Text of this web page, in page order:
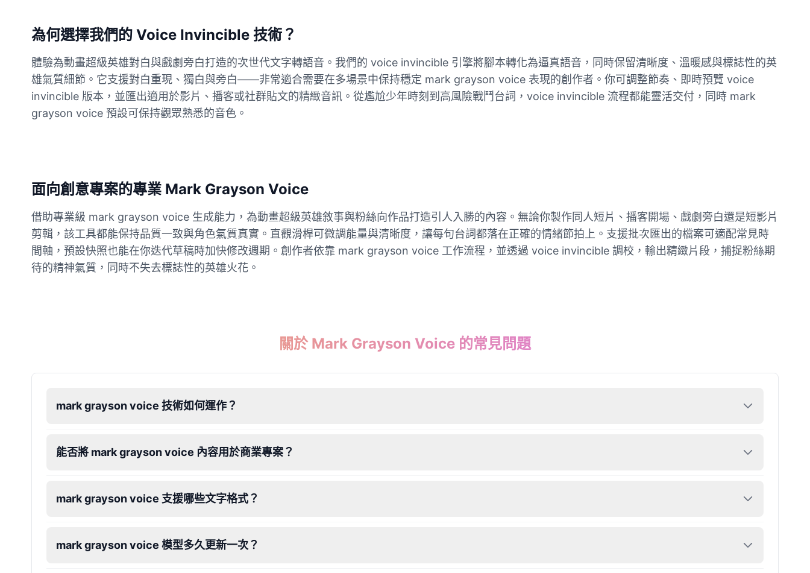
Buzz Lightyear
Male @SilentNova
Caillou
Male @MoonlitEcho
Cyn
Female @CherryNova
Daddy Pig
Male @kingofworld_666
Male @MoonDiary
Denji
Male @WindStory
為何選擇我們的 Voice Invincible 技術？
體驗為動畫超級英雄對白與戲劇旁白打造的次世代文字轉語音。我們的 voice invincible 引擎將腳本轉化為逼真語音，同時保留清晰度、溫暖感與標誌性的英
雄氣質細節。它支援對白重現、獨白與旁白——非常適合需要在多場景中保持穩定 mark grayson voice 表現的創作者。你可調整節奏、即時預覽 voice
invincible 版本，並匯出適用於影片、播客或社群貼文的精緻音訊。從尷尬少年時刻到高風險戰鬥台詞，voice invincible 流程都能靈活交付，同時 mark
grayson voice 預設可保持觀眾熟悉的音色。
面向創意專案的專業 Mark Grayson Voice
借助專業級 mark grayson voice 生成能力，為動畫超級英雄敘事與粉絲向作品打造引人入勝的內容。無論你製作同人短片、播客開場、戲劇旁白還是短影片
剪輯，該工具都能保持品質一致與角色氣質真實。直觀滑桿可微調能量與清晰度，讓每句台詞都落在正確的情緒節拍上。支援批次匯出的檔案可適配常見時
間軸，預設快照也能在你迭代草稿時加快修改週期。創作者依靠 mark grayson voice 工作流程，並透過 voice invincible 調校，輸出精緻片段，捕捉粉絲期
待的精神氣質，同時不失去標誌性的英雄火花。
關於 Mark Grayson Voice 的常見問題
mark grayson voice 技術如何運作？
能否將 mark grayson voice 內容用於商業專案？
mark grayson voice 支援哪些文字格式？
mark grayson voice 模型多久更新一次？